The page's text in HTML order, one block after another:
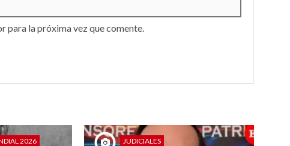
para la próxima vez que comente.
2026 JUDICIALES